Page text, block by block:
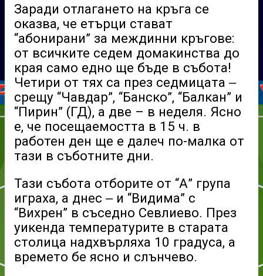
Заради отлагането на кръга се
оказва, че етърци стават
“абонирани” за междинни кръгове:
от всичките седем домакинства до
края само едно ще бъде в събота!
Четири от тях са през седмицата –
срещу “Чавдар”, “Банско”, “Балкан” и
“Пирин” (ГД), а две – в неделя. Ясно
е, че посещаемостта в 15 ч. в
работен ден ще е далеч по-малка от
тази в съботните дни.
Тази събота отборите от “А” група
играха, а днес –и “Видима” с
“Вихрен” в съседно Севлиево. През
уикенда температурите в старата
столица надхвърляха 10 градуса, а
времето бе ясно и слънчево.